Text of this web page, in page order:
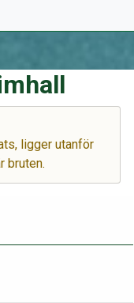
ligger utanför
bruten.